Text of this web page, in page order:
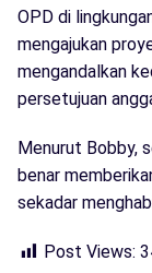
OPD di
mengajukan
mengandalkan
persetujuan
Menurut Bobby,
benar
sekadar
Post Views: